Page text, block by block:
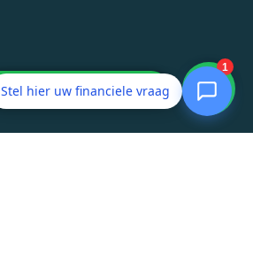
Stel hier uw financiele vraag